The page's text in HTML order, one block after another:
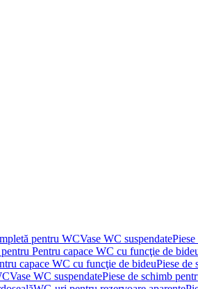
pentru WCVase WC suspendate
Pentru capace WC cu funcţie de
capace WC cu funcţie de bideuPiese de
Vase WC suspendatePiese de schimb